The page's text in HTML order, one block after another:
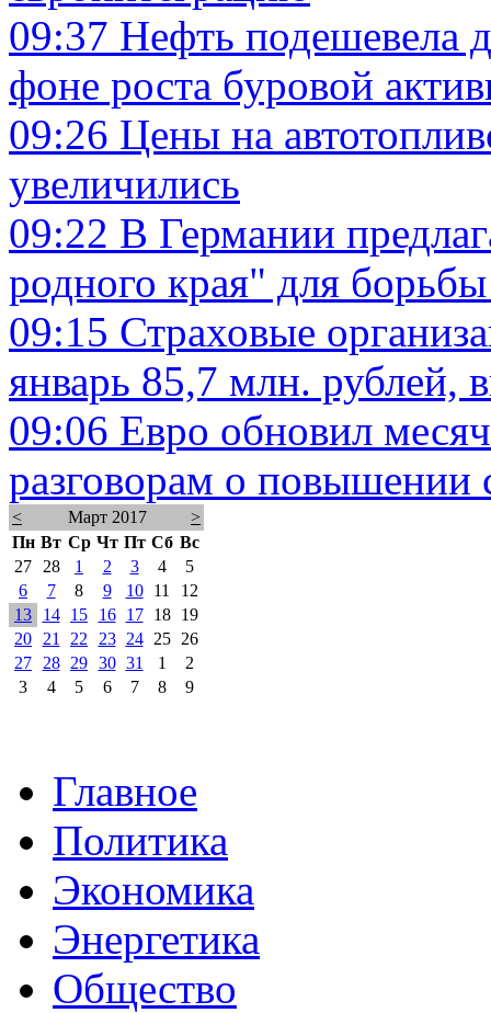
09:37 Нефть подешевела
фоне роста буровой
09:26 Цены на
увеличились
09:22 В Германии
родного края" для
09:15 Страховые
январь 85,7 млн. рублей,
09:06 Евро обновил
разговорам о повышении
< Март 2017
>
Пн Вт Ср Чт Пт Сб Вс
27
28 1 2 3 4
5
6
7 8 9 10 11
12
13
14 15 16 17 18
19
20
21 22 23 24 25
26
27
28 29 30 31 1
2
3
4 5 6 7 8 9
Главное
Политика
Экономика
Энергетика
Общество